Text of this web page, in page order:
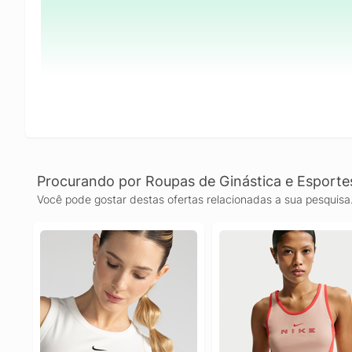
Procurando por Roupas de Ginástica e
Você pode gostar destas ofertas relacionadas a sua